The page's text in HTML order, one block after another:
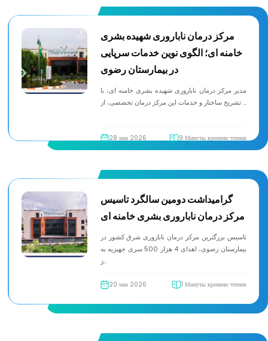
مرکز درمان ناباروری شهیده بشری
خامنه ای؛ الگوی نوین خدمات سرپایی
در بیمارستان رضوی
مدیر مرکز درمان ناباروری شهیده بشری خامنه ای، با
تشریح ساختار و خدمات این مرکز درمان تخصصی، از ...
28 мая 2026 9 Минуты времени чтения
گرامیداشت دومین سالگرد تاسیس
مرکز درمان ناباروری بشری خامنه ای
تاسیس بزرگترین مرکز درمان ناباروری شرق کشور در
بیمارستان رضوی، اهدای 4 هزار 500 سری جهیزیه به
ز...
20 мая 2026 1 Минуты времени чтения